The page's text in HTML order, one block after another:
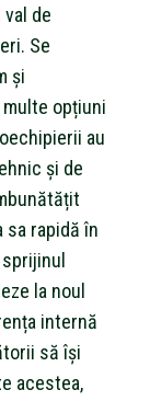
de
Se
și
opțiuni
au
și de
rapidă în
la noul
internă
să își
acestea,